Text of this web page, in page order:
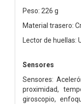
Peso: 226 g
Material trasero:
Lector de huellas:
Sensores
Sensores:
proximidad,
giroscopio,